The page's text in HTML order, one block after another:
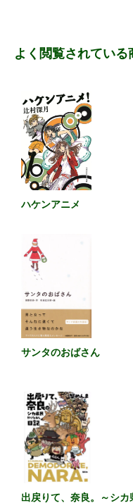
よく閲覧されている
ハケンアニメ
サンタのおばさん
出戻りて、奈良。～シカ